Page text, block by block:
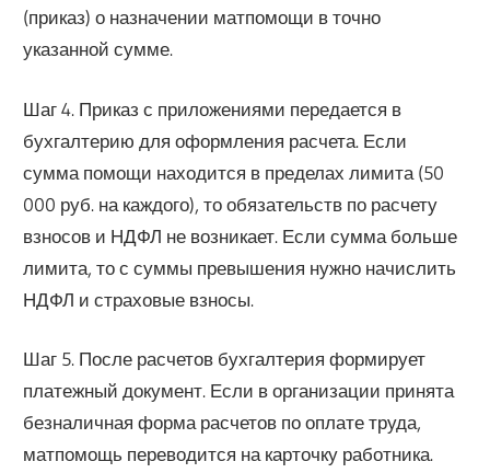
(приказ) о назначении матпомощи в точно
указанной сумме.
Шаг 4. Приказ с приложениями передается в
бухгалтерию для оформления расчета. Если
сумма помощи находится в пределах лимита (50
000 руб. на каждого), то обязательств по расчету
взносов и НДФЛ не возникает. Если сумма больше
лимита, то с суммы превышения нужно начислить
НДФЛ и страховые взносы.
Шаг 5. После расчетов бухгалтерия формирует
платежный документ. Если в организации принята
безналичная форма расчетов по оплате труда,
матпомощь переводится на карточку работника.